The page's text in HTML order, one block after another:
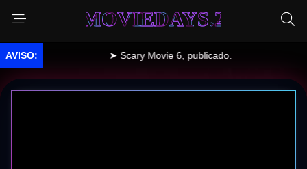
MOVIEDAYS.2
➤ Scary Movie 6, publicado.